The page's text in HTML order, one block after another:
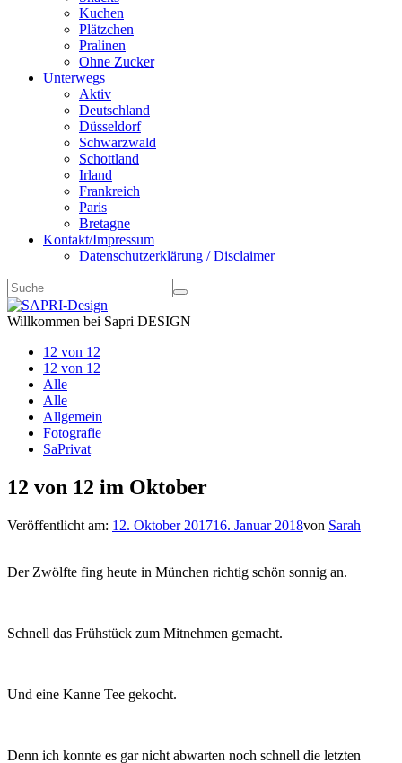
Kuchen
Plätzchen
Pralinen
Ohne Zucker
Unterwegs
Aktiv
Deutschland
Düsseldorf
Schwarzwald
Schottland
Irland
Frankreich
Paris
Bretagne
Kontakt/Impressum
Datenschutzerklärung / Disclaimer
Willkommen bei Sapri DESIGN
12 von 12
12 von 12
Alle
Alle
Allgemein
Fotografie
SaPrivat
12 von 12 im Oktober
Veröffentlicht am: 12. Oktober 201716. Januar 2018von Sarah
Der Zwölfte fing heute in München richtig schön sonnig an.
Schnell das Frühstück zum Mitnehmen gemacht.
Und eine Kanne Tee gekocht.
Denn ich konnte es gar nicht abwarten noch schnell die letzten